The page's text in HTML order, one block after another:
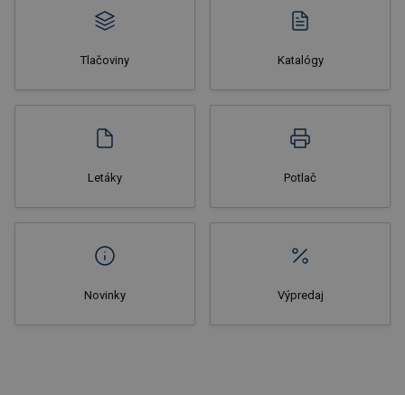
Tlačoviny Katalógy
Letáky Potlač
Novinky Výpredaj